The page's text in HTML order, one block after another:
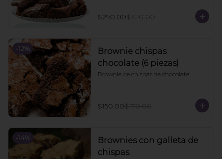
$290.00$320.00
-12%
Brownie chispas
chocolate (6 piezas)
Brownie de chispas de chocolate.
$150.00$170.00
-14%
Brownies con galleta de
chispas